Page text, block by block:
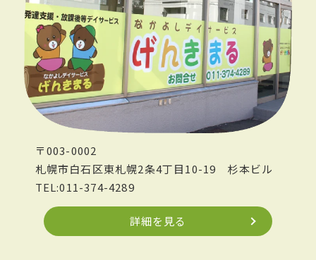
〒003-0002
札幌市白石区東札幌2条4丁目10-19 杉本ビル
TEL:011-374-4289
詳細を見る